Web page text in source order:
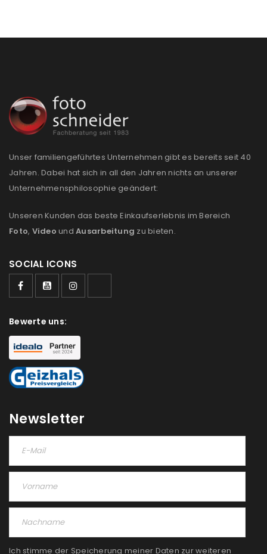
Unser familiengeführtes Unternehmen gibt es bereits seit 40
Jahren. Dabei hat sich in all den Jahren nichts an unserer
Unternehmensphilosophie geändert:
Unseren Kunden das beste Einkaufserlebnis im Bereich
Foto, Video und Ausarbeitung zu bieten.
SOCIAL ICONS
Bewerte uns:
Newsletter
Ich stimme der Speicherung meiner Daten zur weiteren